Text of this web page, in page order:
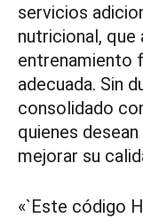
servicios
nutricional, que
entrenamiento
adecuada. Sin
consolidado
quienes
mejorar su
«`Este código